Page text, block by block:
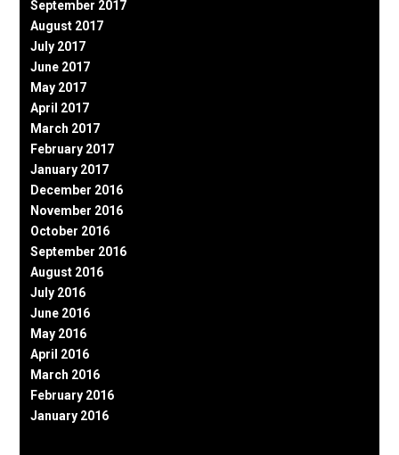
September 2017
August 2017
July 2017
June 2017
May 2017
April 2017
March 2017
February 2017
January 2017
December 2016
November 2016
October 2016
September 2016
August 2016
July 2016
June 2016
May 2016
April 2016
March 2016
February 2016
January 2016